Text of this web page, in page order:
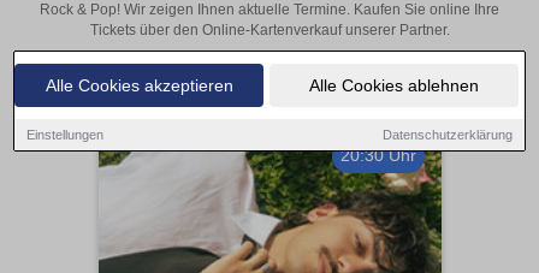
Alle Cookies akzeptieren Alle Cookies ablehnen
Einstellungen Datenschutzerklärung
Rock & Pop! Wir zeigen Ihnen aktuelle Termine. Kaufen Sie online Ihre
Tickets über den Online-Kartenverkauf unserer Partner.
20:30 Uhr